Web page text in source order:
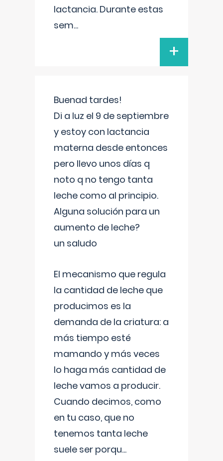
lactancia. Durante estas
sem...
+
Buenad tardes!
Di a luz el 9 de septiembre
y estoy con lactancia
materna desde entonces
pero llevo unos días q
noto q no tengo tanta
leche como al principio.
Alguna solución para un
aumento de leche?
un saludo
El mecanismo que regula
la cantidad de leche que
producimos es la
demanda de la criatura: a
más tiempo esté
mamando y más veces
lo haga más cantidad de
leche vamos a producir.
Cuando decimos, como
en tu caso, que no
tenemos tanta leche
suele ser porqu...